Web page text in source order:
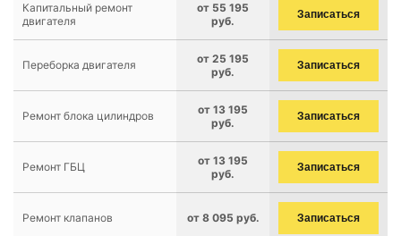
Капитальный ремонт
двигателя
от 55 195
руб.
Записаться
Переборка двигателя
от 25 195
руб.
Записаться
Ремонт блока цилиндров
от 13 195
руб.
Записаться
Ремонт ГБЦ
от 13 195
руб.
Записаться
Ремонт клапанов от 8 095 руб. Записаться